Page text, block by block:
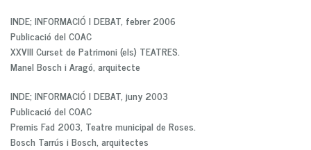
INDE; INFORMACIÓ I DEBAT, febrer 2006
Publicació del COAC
XXVIII Curset de Patrimoni (els) TEATRES.
Manel Bosch i Aragó, arquitecte
INDE; INFORMACIÓ I DEBAT, juny 2003
Publicació del COAC
Premis Fad 2003, Teatre municipal de Roses.
Bosch Tarrús i Bosch, arquitectes